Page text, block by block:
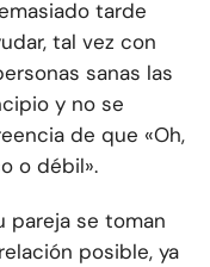
tarde
tal vez con
sanas las
y no se
de que «Oh,
o débil».
pareja se toman
posible, ya